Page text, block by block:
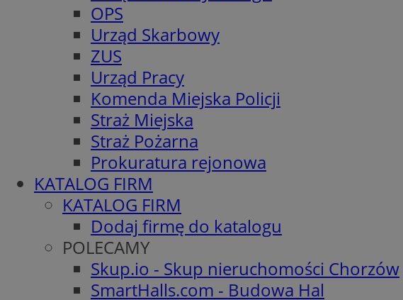
OPS
Urząd Skarbowy
ZUS
Urząd Pracy
Komenda Miejska Policji
Straż Miejska
Straż Pożarna
Prokuratura rejonowa
KATALOG FIRM
KATALOG FIRM
Dodaj firmę do katalogu
POLECAMY
Skup.io - Skup nieruchomości Chorzów
SmartHalls.com - Budowa Hal